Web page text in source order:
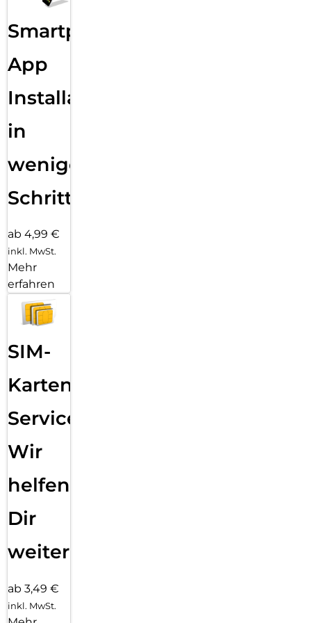
Smartphone
App
Installation
in
wenigen
Schritten
ab 4,99 €
inkl. MwSt.
Mehr
erfahren
SIM-
Karten
Service:
Wir
helfen
Dir
weiter
ab 3,49 €
inkl. MwSt.